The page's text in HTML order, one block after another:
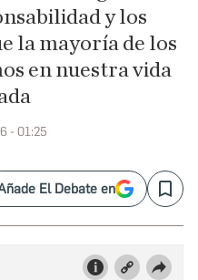
y los
la mayoría de los
en nuestra vida
- 01:25
El Debate en Save